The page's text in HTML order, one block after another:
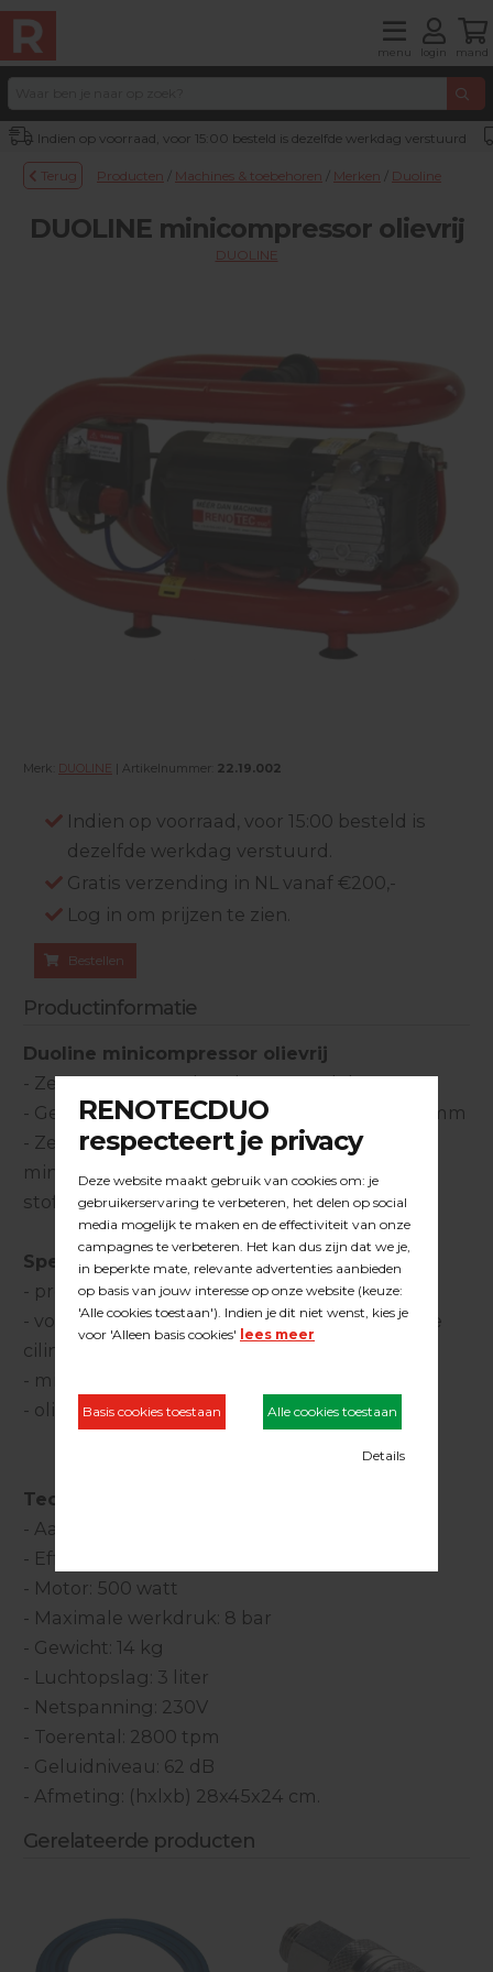
menu login mand
Indien op voorraad, voor 15:00 besteld is dezelfde werkdag verstuurd
Terug Producten / Machines & toebehoren / Merken / Duoline
DUOLINE minicompressor olievrij
DUOLINE
Merk: DUOLINE | Artikelnummer: 22.19.002
Indien op voorraad, voor 15:00 besteld is
dezelfde werkdag verstuurd.
Gratis verzending in NL vanaf €200,-
Log in om prijzen te zien.
Bestellen
Productinformatie
Duoline minicompressor olievrij
- Zeer compact en handzaam model.
- Geschikt voor luchtdruktackers tot max. 30mm
- Zeer geschikt in combinatie met
mini/microbradtacker en bij
stoffeerderswerkzaamheden
Specificaties:
- produceert sluimerzacht geluid (62dB)
- voorzien van een dubbele gechromatiseerde
cilinder (in lijn geplaatst)
- minimale slijtage en onderhoudsarm
- olievrij
Technische specificaties:
- Aanzuigvolume: 210 liter per minuut
- Effectief pompvermogen bij 6.5 bar: 68 liter
- Motor: 500 watt
- Maximale werkdruk: 8 bar
- Gewicht: 14 kg
- Luchtopslag: 3 liter
- Netspanning: 230V
- Toerental: 2800 tpm
- Geluidniveau: 62 dB
- Afmeting: (hxlxb) 28x45x24 cm.
Gerelateerde producten